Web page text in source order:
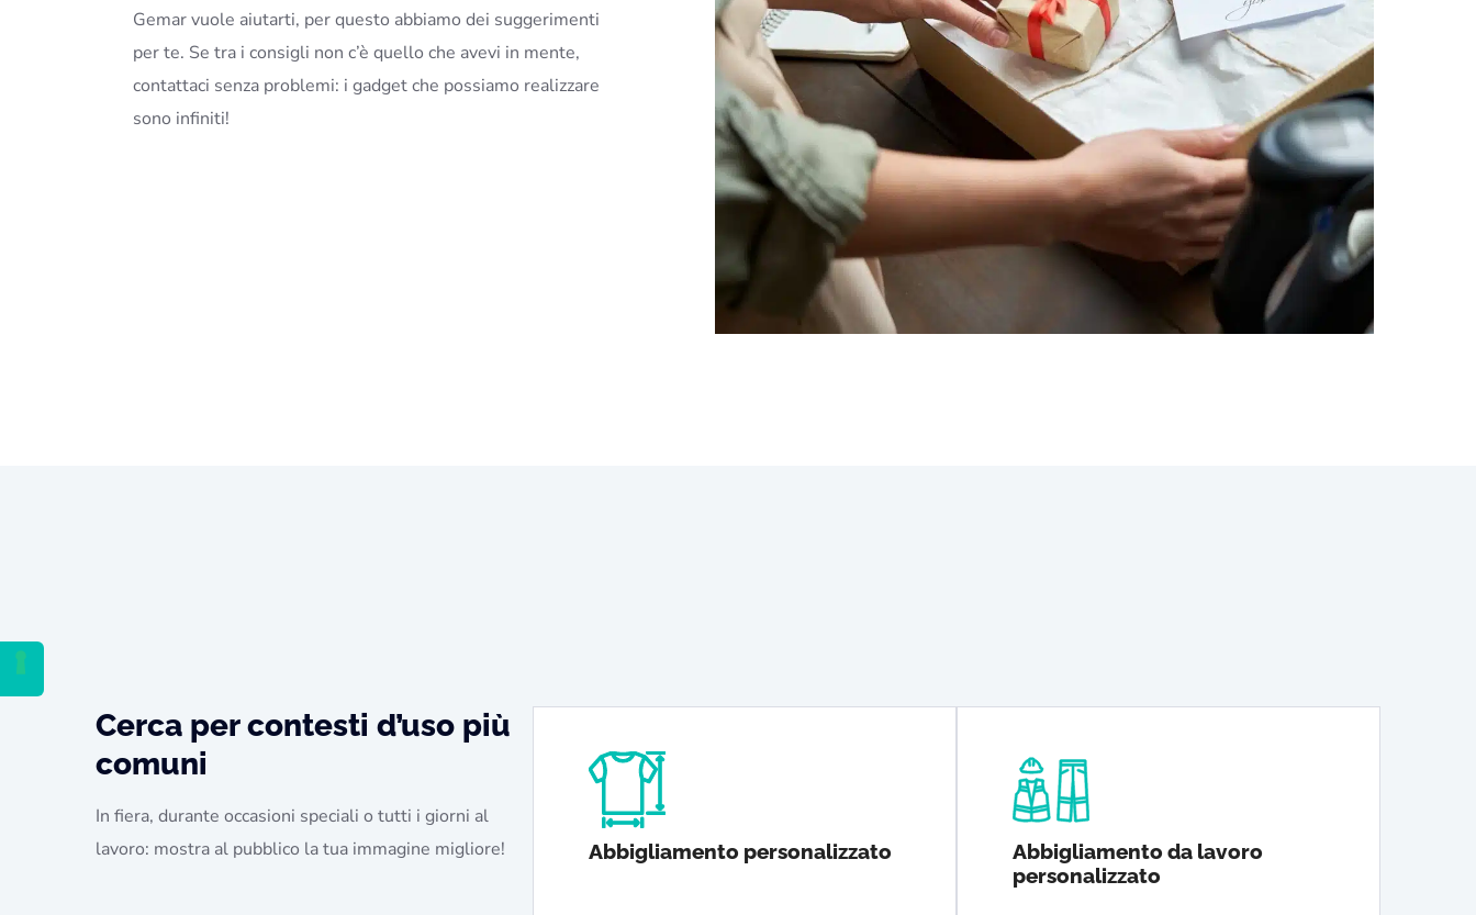
Gemar vuole aiutarti, per questo abbiamo dei suggerimenti
per te. Se tra i consigli non c’è quello che avevi in mente,
contattaci senza problemi: i gadget che possiamo realizzare
sono infiniti!
Cerca per contesti d’uso più
comuni
In fiera, durante occasioni speciali o tutti i giorni al
lavoro: mostra al pubblico la tua immagine migliore!
Abbigliamento personalizzato
Abbigliamento da lavoro
personalizzato